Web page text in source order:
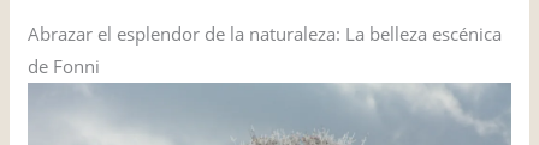
Abrazar el esplendor de la naturaleza: La belleza escénica
de Fonni